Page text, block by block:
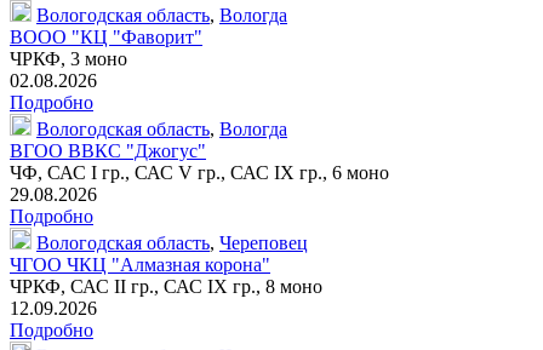
Вологодская область, Вологда
ВООО "КЦ "Фаворит"
ЧРКФ, 3 моно
02.08.2026
Подробно
Вологодская область, Вологда
ВГОО ВВКС "Джогус"
ЧФ, САС I гр., САС V гр., САС IX гр., 6 моно
29.08.2026
Подробно
Вологодская область, Череповец
ЧГОО ЧКЦ "Алмазная корона"
ЧРКФ, САС II гр., САС IX гр., 8 моно
12.09.2026
Подробно